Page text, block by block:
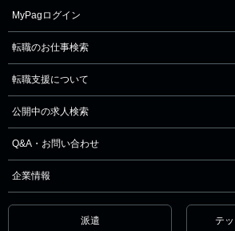
MyPagログイン
転職のお仕事検索
転職支援について
公開中の求人検索
Q&A・お問い合わせ
企業情報
派遣 テ